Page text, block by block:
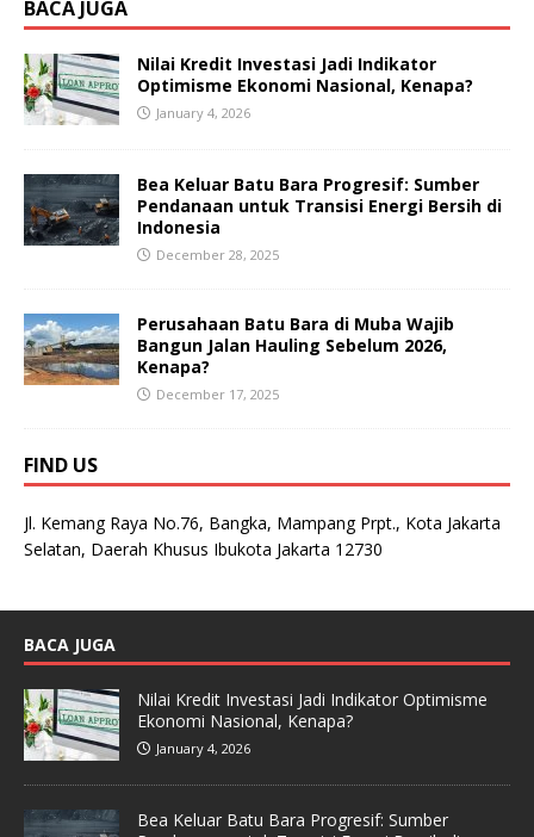
BACA JUGA
Nilai Kredit Investasi Jadi Indikator
Optimisme Ekonomi Nasional, Kenapa?
January 4, 2026
Bea Keluar Batu Bara Progresif: Sumber
Pendanaan untuk Transisi Energi Bersih di
Indonesia
December 28, 2025
Perusahaan Batu Bara di Muba Wajib
Bangun Jalan Hauling Sebelum 2026,
Kenapa?
December 17, 2025
FIND US
Jl. Kemang Raya No.76, Bangka, Mampang Prpt., Kota Jakarta
Selatan, Daerah Khusus Ibukota Jakarta 12730
BACA JUGA
Nilai Kredit Investasi Jadi Indikator Optimisme
Ekonomi Nasional, Kenapa?
January 4, 2026
Bea Keluar Batu Bara Progresif: Sumber